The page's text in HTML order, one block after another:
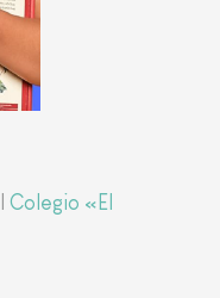
Colegio «El